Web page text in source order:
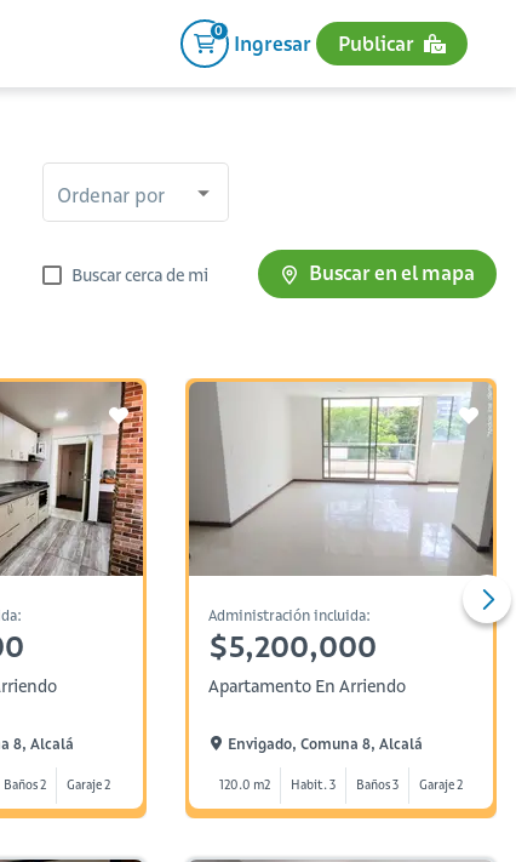
0
Ingresar Publicar
Ordenar por
Buscar cerca de mi Buscar en el mapa
8, Alcalá
Baños 2 Garaje 2
Administración incluida:
$5,200,000
Apartamento En Arriendo
Envigado, Comuna 8, Alcalá
120.0 m2 Habit. 3 Baños 3 Garaje 2